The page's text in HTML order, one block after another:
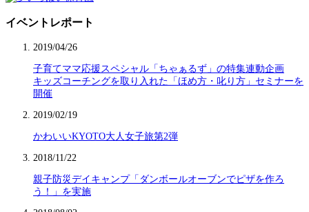
イベントレポート
2019/04/26
子育てママ応援スペシャル「ちゃぁるず」の特集連動企画
キッズコーチングを取り入れた「ほめ方・叱り方」セミナーを
開催
2019/02/19
かわいいKYOTO大人女子旅第2弾
2018/11/22
親子防災デイキャンプ「ダンボールオーブンでピザを作ろ
う！」を実施